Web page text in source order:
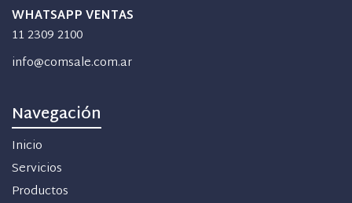
WHATSAPP VENTAS
11 2309 2100
info@comsale.com.ar
Navegación
Inicio
Servicios
Productos